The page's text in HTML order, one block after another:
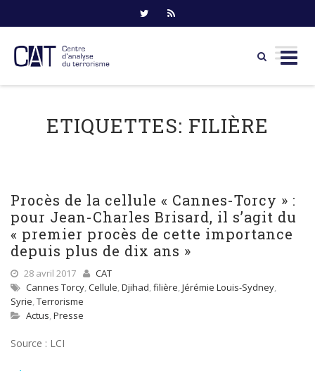
ETIQUETTES: FILIÈRE
Procès de la cellule « Cannes-Torcy » :
pour Jean-Charles Brisard, il s’agit du
« premier procès de cette importance
depuis plus de dix ans »
28 avril 2017
CAT
Cannes Torcy, Cellule, Djihad, filière, Jérémie Louis-Sydney,
Syrie, Terrorisme
Actus, Presse
Source : LCI